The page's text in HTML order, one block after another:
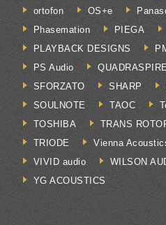
ortofon
OS+e
Phasemation
PIEGA
PLAYBACK DESIGNS
PS Audio
QUADRASPIRE
SFORZATO
SHARP
SOULNOTE
TAOC
TOSHIBA
TRANS
TRIODE
Vienna
VIVID audio
WILSON
YG ACOUSTICS